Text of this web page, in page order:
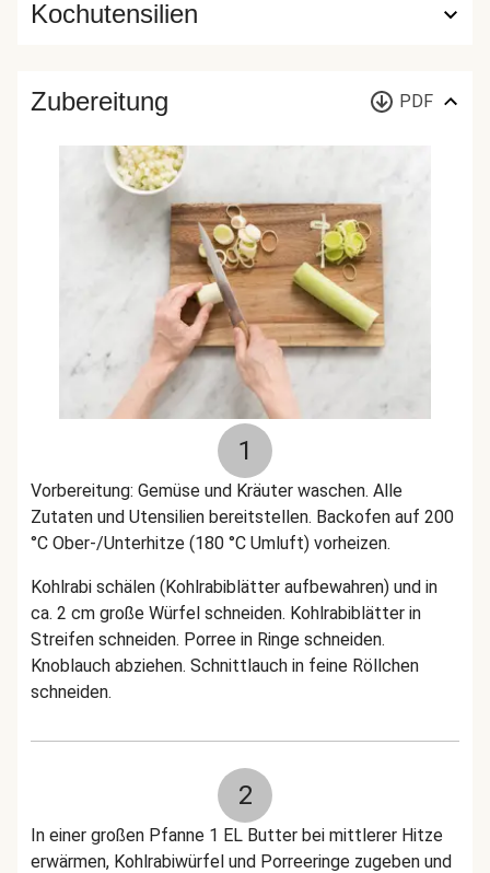
Kochutensilien
Zubereitung PDF
1
Vorbereitung: Gemüse und Kräuter waschen. Alle
Zutaten und Utensilien bereitstellen. Backofen auf 200
°C Ober-/Unterhitze (180 °C Umluft) vorheizen.
Kohlrabi schälen (Kohlrabiblätter aufbewahren) und in
ca. 2 cm große Würfel schneiden. Kohlrabiblätter in
Streifen schneiden. Porree in Ringe schneiden.
Knoblauch abziehen. Schnittlauch in feine Röllchen
schneiden.
2
In einer großen Pfanne 1 EL Butter bei mittlerer Hitze
erwärmen, Kohlrabiwürfel und Porreeringe zugeben und